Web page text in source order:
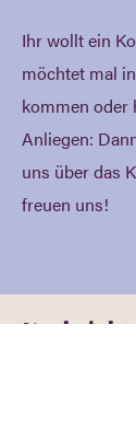
Ihr wollt ein
möchtet mal
kommen oder
Anliegen:
uns über das
freuen uns!